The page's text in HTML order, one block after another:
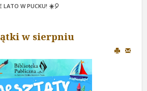
LATO W PUCKU! ☀️🎈
w sierpniu